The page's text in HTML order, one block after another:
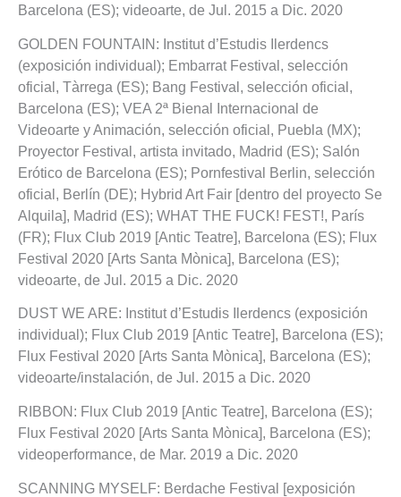
Barcelona (ES); videoarte, de Jul. 2015 a Dic. 2020
GOLDEN FOUNTAIN: Institut d’Estudis Ilerdencs
(exposición individual); Embarrat Festival, selección
oficial, Tàrrega (ES); Bang Festival, selección oficial,
Barcelona (ES); VEA 2ª Bienal Internacional de
Videoarte y Animación, selección oficial, Puebla (MX);
Proyector Festival, artista invitado, Madrid (ES); Salón
Erótico de Barcelona (ES); Pornfestival Berlin, selección
oficial, Berlín (DE); Hybrid Art Fair [dentro del proyecto Se
Alquila], Madrid (ES); WHAT THE FUCK! FEST!, París
(FR); Flux Club 2019 [Antic Teatre], Barcelona (ES); Flux
Festival 2020 [Arts Santa Mònica], Barcelona (ES);
videoarte, de Jul. 2015 a Dic. 2020
DUST WE ARE: Institut d’Estudis Ilerdencs (exposición
individual); Flux Club 2019 [Antic Teatre], Barcelona (ES);
Flux Festival 2020 [Arts Santa Mònica], Barcelona (ES);
videoarte/instalación, de Jul. 2015 a Dic. 2020
RIBBON: Flux Club 2019 [Antic Teatre], Barcelona (ES);
Flux Festival 2020 [Arts Santa Mònica], Barcelona (ES);
videoperformance, de Mar. 2019 a Dic. 2020
SCANNING MYSELF: Berdache Festival [exposición